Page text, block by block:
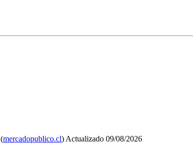
(mercadopublico.cl) Actualizado 09/08/2026